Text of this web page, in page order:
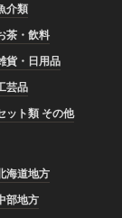
介類
茶・飲料
貨・日用品
芸品
ット類 その他
海道地方
部地方